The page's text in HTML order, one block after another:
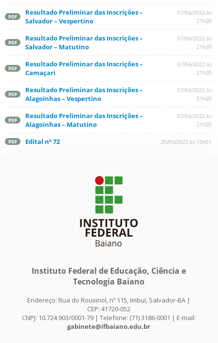
PDF
Resultado Preliminar das Inscrições –
Salvador – Vespertino
07/06/2022 às
21h20
PDF
Resultado Preliminar das Inscrições –
Salvador – Matutino
07/06/2022 às
21h20
PDF
Resultado Preliminar das Inscrições –
Camaçari
07/06/2022 às
21h20
PDF
Resultado Preliminar das Inscrições –
Alagoinhas – Vespertino
07/06/2022 às
21h20
PDF
Resultado Preliminar das Inscrições –
Alagoinhas – Matutino
07/06/2022 às
21h20
PDF Edital nº 72 20/05/2022 às 15h01
Instituto Federal de Educação, Ciência e
Tecnologia Baiano
Endereço: Rua do Rouxinol, nº 115, Imbuí, Salvador-BA |
CEP: 41720-052
CNPJ: 10.724.903/0001-79 | Telefone: (71) 3186-0001 | E-mail:
gabinete@ifbaiano.edu.br